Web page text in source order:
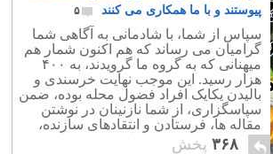
پیوستند و با ما همکاری می کنند
۵
سپاس از شما، با شادمانی به آگاهی شما
گرامیان می رساند که هم اکنون شمار هم
میهنانی که به گروه ما گرویدند، به ۴۰۰
هزار رسید. این موجب نهایت خرسندی و
بالیدن یکایک افراد فضول محله بوده، ضمن
سپاسگزاری، از شما نازنینان در نوشتن
مقاله ها، فرستادن و انتقادهای سازنده،
درخواست کمک و همکاری بیشتر دارد.
۳۶۸ پخش